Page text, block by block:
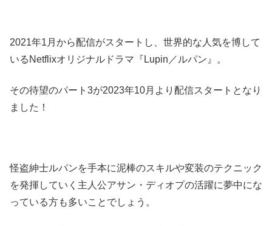
2021年1月から配信がスタートし、世界的な人気を博して
いるNetflixオリジナルドラマ『Lupin／ルパン』。
その待望のパート3が2023年10月より配信スタートとなり
ました！
怪盗紳士ルパンを手本に泥棒のスキルや変装のテクニック
を発揮していく主人公アサン・ディオプの活躍に夢中にな
っている方も多いことでしょう。